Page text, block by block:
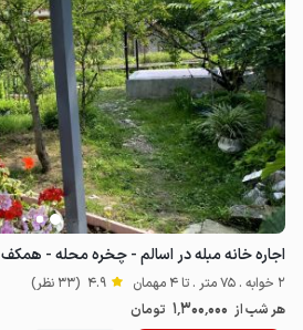
اجاره خانه مبله در اسالم - چخره محله - همکف
2 خوابه . 75 متر . تا 4 مهمان 4.9 (33 نظر)
هر شب از 1٬300٬000 تومان